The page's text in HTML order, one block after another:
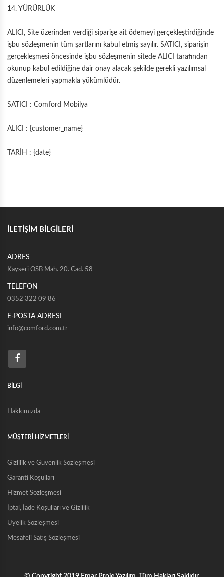
14. YÜRÜRLÜK
ALICI, Site üzerinden verdiği siparişe ait ödemeyi gerçekleştirdiğinde
işbu sözleşmenin tüm şartlarını kabul etmiş sayılır. SATICI, siparişin
gerçekleşmesi öncesinde işbu sözleşmenin sitede ALICI tarafından
okunup kabul edildiğine dair onay alacak şekilde gerekli yazılımsal
düzenlemeleri yapmakla yükümlüdür.
SATICI : Comford Mobilya
ALICI : {customer_name}
TARİH : {date}
İLETİŞİM BİLGİLERİ
ADRES
Kayseri OSB Mah. 20. Cad. 58
TELEFON
0352 322 09 86
E-POSTA ADRESI
info@comford.com.tr
BİLGİ
Hakkımızda
MÜŞTERİ HİZMETLERİ
Gizlilik ve Güvenlik Sözleşmesi
Garanti Koşulları
Hizmet Sözleşmesi
İptal, İade Koşulları ve Gizlilik
Üyelik Sözleşmesi
Mesafeli Satış Sözleşmesi